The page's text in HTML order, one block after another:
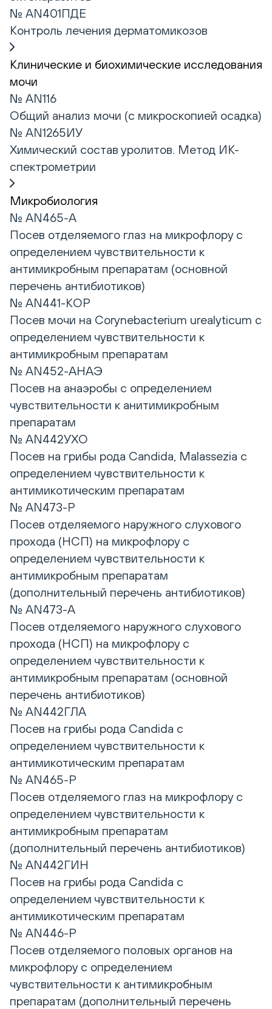
№ AN401ПДЕ
Контроль лечения дерматомикозов
Клинические и биохимические исследования
мочи
№ AN116
Общий анализ мочи (с микроскопией осадка)
№ AN1265ИУ
Химический состав уролитов. Метод ИК-
спектрометрии
Микробиология
№ AN465-А
Посев отделяемого глаз на микрофлору с
определением чувствительности к
антимикробным препаратам (основной
перечень антибиотиков)
№ AN441-КОР
Посев мочи на Corynebacterium urealyticum с
определением чувствительности к
антимикробным препаратам
№ AN452-АНАЭ
Посев на анаэробы с определением
чувствительности к анитимикробным
препаратам
№ AN442УХО
Посев на грибы рода Candida, Malassezia с
определением чувствительности к
антимикотическим препаратам
№ AN473-Р
Посев отделяемого наружного слухового
прохода (НСП) на микрофлору с
определением чувствительности к
антимикробным препаратам
(дополнительный перечень антибиотиков)
№ AN473-А
Посев отделяемого наружного слухового
прохода (НСП) на микрофлору с
определением чувствительности к
антимикробным препаратам (основной
перечень антибиотиков)
№ AN442ГЛА
Посев на грибы рода Candida с
определением чувствительности к
антимикотическим препаратам
№ AN465-Р
Посев отделяемого глаз на микрофлору с
определением чувствительности к
антимикробным препаратам
(дополнительный перечень антибиотиков)
№ AN442ГИН
Посев на грибы рода Candida с
определением чувствительности к
антимикотическим препаратам
№ AN446-Р
Посев отделяемого половых органов на
микрофлору с определением
чувствительности к антимикробным
препаратам (дополнительный перечень